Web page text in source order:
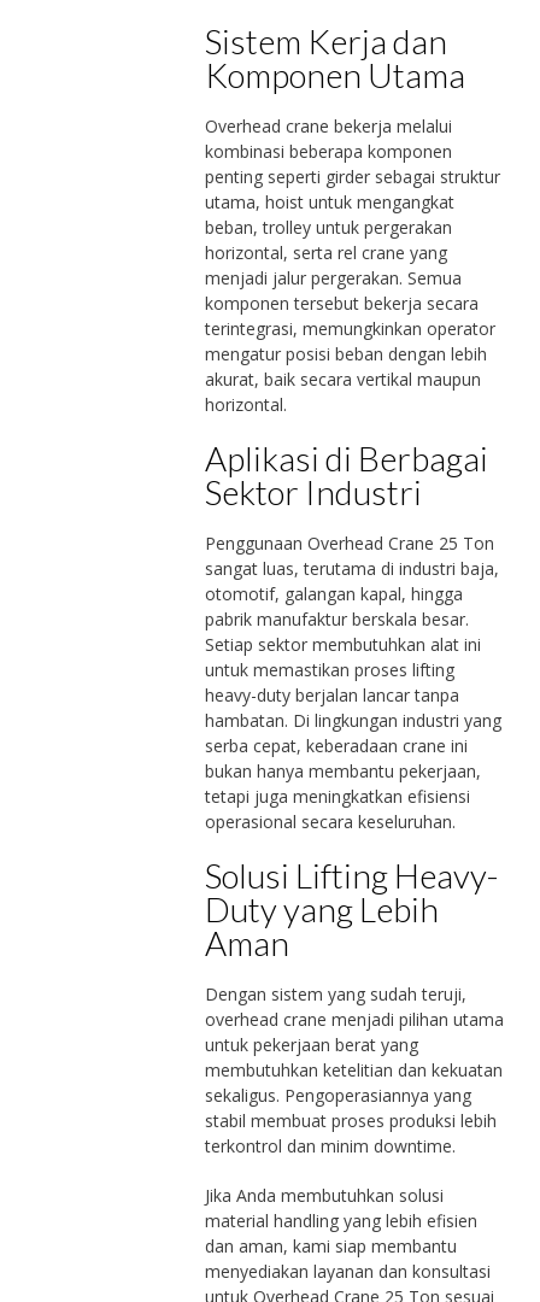
Sistem Kerja dan
Komponen Utama
Overhead crane bekerja melalui
kombinasi beberapa komponen
penting seperti girder sebagai struktur
utama, hoist untuk mengangkat
beban, trolley untuk pergerakan
horizontal, serta rel crane yang
menjadi jalur pergerakan. Semua
komponen tersebut bekerja secara
terintegrasi, memungkinkan operator
mengatur posisi beban dengan lebih
akurat, baik secara vertikal maupun
horizontal.
Aplikasi di Berbagai
Sektor Industri
Penggunaan Overhead Crane 25 Ton
sangat luas, terutama di industri baja,
otomotif, galangan kapal, hingga
pabrik manufaktur berskala besar.
Setiap sektor membutuhkan alat ini
untuk memastikan proses lifting
heavy-duty berjalan lancar tanpa
hambatan. Di lingkungan industri yang
serba cepat, keberadaan crane ini
bukan hanya membantu pekerjaan,
tetapi juga meningkatkan efisiensi
operasional secara keseluruhan.
Solusi Lifting Heavy-
Duty yang Lebih
Aman
Dengan sistem yang sudah teruji,
overhead crane menjadi pilihan utama
untuk pekerjaan berat yang
membutuhkan ketelitian dan kekuatan
sekaligus. Pengoperasiannya yang
stabil membuat proses produksi lebih
terkontrol dan minim downtime.
Jika Anda membutuhkan solusi
material handling yang lebih efisien
dan aman, kami siap membantu
menyediakan layanan dan konsultasi
untuk Overhead Crane 25 Ton sesuai